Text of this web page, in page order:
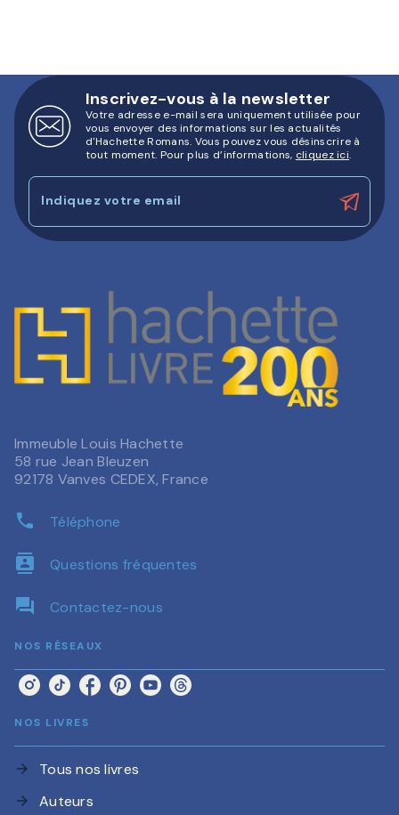
Inscrivez-vous à la newsletter
Votre adresse e-mail sera uniquement utilisée pour
vous envoyer des informations sur les actualités
d'Hachette Romans. Vous pouvez vous désinscrire à
tout moment. Pour plus d’informations, cliquez ici.
Indiquez votre email
Immeuble Louis Hachette
58 rue Jean Bleuzen
92178 Vanves CEDEX, France
phone Téléphone
contacts Questions fréquentes
question_answer Contactez-nous
NOS RÉSEAUX
NOS LIVRES
arrow_forward Tous nos livres
arrow_forward Auteurs